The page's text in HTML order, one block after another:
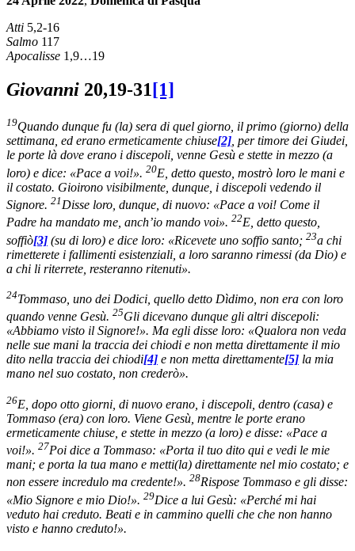
Atti 5,2-16
Salmo 117
Apocalisse 1,9…19
Giovanni 20,19-31[1]
19Quando dunque fu (la) sera di quel giorno, il primo (giorno) della
settimana, ed erano ermeticamente chiuse[2], per timore dei Giudei,
le porte là dove erano i discepoli, venne Gesù e stette in mezzo (a
loro) e dice: «Pace a voi!». 20E, detto questo, mostrò loro le mani e
il costato. Gioirono visibilmente, dunque, i discepoli vedendo il
Signore. 21 Disse loro, dunque, di nuovo: «Pace a voi! Come il
Padre ha mandato me, anch’io mando voi». 22E, detto questo,
soffiò[3] (su di loro) e dice loro: «Ricevete uno soffio santo; 23a chi
rimetterete i fallimenti esistenziali, a loro saranno rimessi (da Dio) e
a chi li riterrete, resteranno ritenuti».
24Tommaso, uno dei Dodici, quello detto Dìdimo, non era con loro
quando venne Gesù. 25Gli dicevano dunque gli altri discepoli:
«Abbiamo visto il Signore!». Ma egli disse loro: «Qualora non veda
nelle sue mani la traccia dei chiodi e non metta direttamente il mio
dito nella traccia dei chiodi[4] e non metta direttamente[5] la mia
mano nel suo costato, non crederò».
26E, dopo otto giorni, di nuovo erano, i discepoli, dentro (casa) e
Tommaso (era) con loro. Viene Gesù, mentre le porte erano
ermeticamente chiuse, e stette in mezzo (a loro) e disse: «Pace a
voi!». 27Poi dice a Tommaso: «Porta il tuo dito qui e vedi le mie
mani; e porta la tua mano e metti(la) direttamente nel mio costato; e
non essere incredulo ma credente!». 28Rispose Tommaso e gli disse:
«Mio Signore e mio Dio!». 29Dice a lui Gesù: «Perché mi hai
veduto hai creduto. Beati e in cammino quelli che che non hanno
visto e hanno creduto!».